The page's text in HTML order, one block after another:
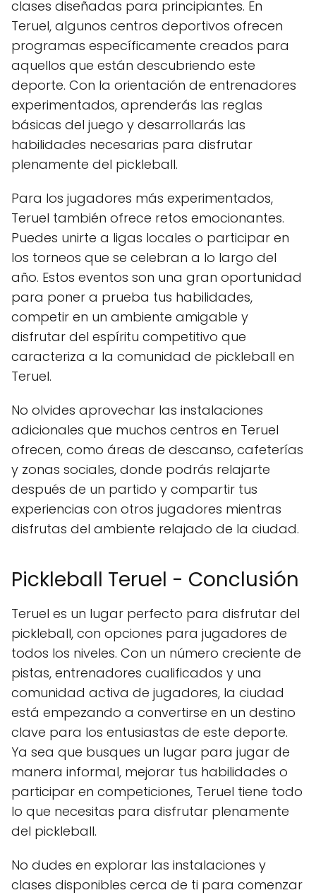
clases diseñadas para principiantes. En
Teruel, algunos centros deportivos ofrecen
programas específicamente creados para
aquellos que están descubriendo este
deporte. Con la orientación de entrenadores
experimentados, aprenderás las reglas
básicas del juego y desarrollarás las
habilidades necesarias para disfrutar
plenamente del pickleball.
Para los jugadores más experimentados,
Teruel también ofrece retos emocionantes.
Puedes unirte a ligas locales o participar en
los torneos que se celebran a lo largo del
año. Estos eventos son una gran oportunidad
para poner a prueba tus habilidades,
competir en un ambiente amigable y
disfrutar del espíritu competitivo que
caracteriza a la comunidad de pickleball en
Teruel.
No olvides aprovechar las instalaciones
adicionales que muchos centros en Teruel
ofrecen, como áreas de descanso, cafeterías
y zonas sociales, donde podrás relajarte
después de un partido y compartir tus
experiencias con otros jugadores mientras
disfrutas del ambiente relajado de la ciudad.
Pickleball Teruel - Conclusión
Teruel es un lugar perfecto para disfrutar del
pickleball, con opciones para jugadores de
todos los niveles. Con un número creciente de
pistas, entrenadores cualificados y una
comunidad activa de jugadores, la ciudad
está empezando a convertirse en un destino
clave para los entusiastas de este deporte.
Ya sea que busques un lugar para jugar de
manera informal, mejorar tus habilidades o
participar en competiciones, Teruel tiene todo
lo que necesitas para disfrutar plenamente
del pickleball.
No dudes en explorar las instalaciones y
clases disponibles cerca de ti para comenzar